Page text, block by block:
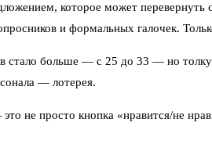
которое может перевернуть
и формальных галочек.
стало больше — с 25 до 33 — но
— лотерея.
не просто кнопка «нравится/не